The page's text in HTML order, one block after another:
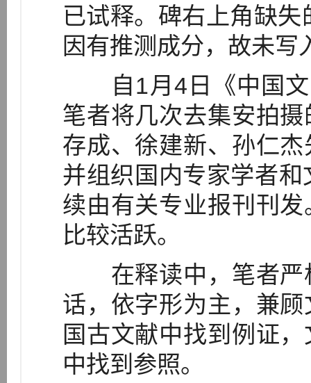
已试释。碑右上角缺
因有推测成分，故未写
自1月4日《中国文
笔者将几次去集安拍
存成、徐建新、孙仁
并组织国内专家学者
续由有关专业报刊刊
比较活跃。
在释读中，笔者严
话，依字形为主，兼
国古文献中找到例证
中找到参照。